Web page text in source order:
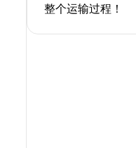
整个运输过程！